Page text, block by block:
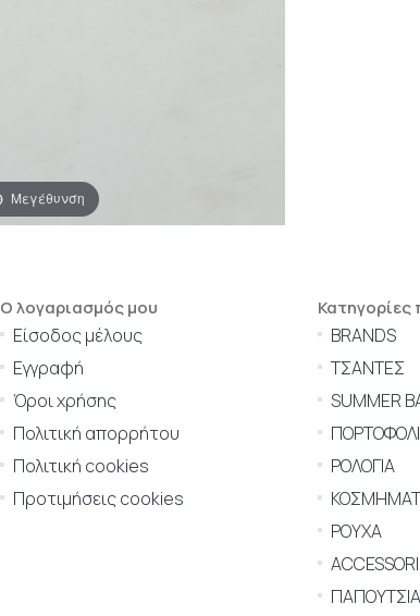
Μεγέθυνση
Ο λογαριασμός μου
Είσοδος μέλους
Εγγραφή
Όροι χρήσης
Πολιτική απορρήτου
Πολιτική cookies
Προτιμήσεις cookies
Κατηγορίες
BRANDS
ΤΣΑΝΤΕΣ
SUMMER
ΡΟΛΟΓΙΑ
ΡΟΥΧΑ
ΠΑΠΟΥΤΣΙΑ